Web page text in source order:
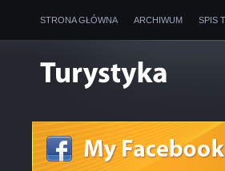
STRONA GŁÓWNA ARCHIWUM SPIS